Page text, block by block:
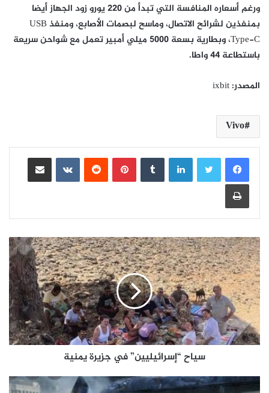
ورغم أسعاره المنافسة التي تبدأ من 220 يورو زود الجهاز أيضا
بمنفذين لشرائح الاتصال، وماسح لبصمات الأصابع، ومنفذ USB
Type-C، وبطارية بسعة 5000 ميلي أمبير تعمل مع شواحن سريعة
باستطاعة 44 واطا.
المصدر: ixbit
Vivo
لينكدإن بينتيريست
مشاركة عبر البريد
طباعة
سياح “إسرائيليين” في جزيرة يمنية